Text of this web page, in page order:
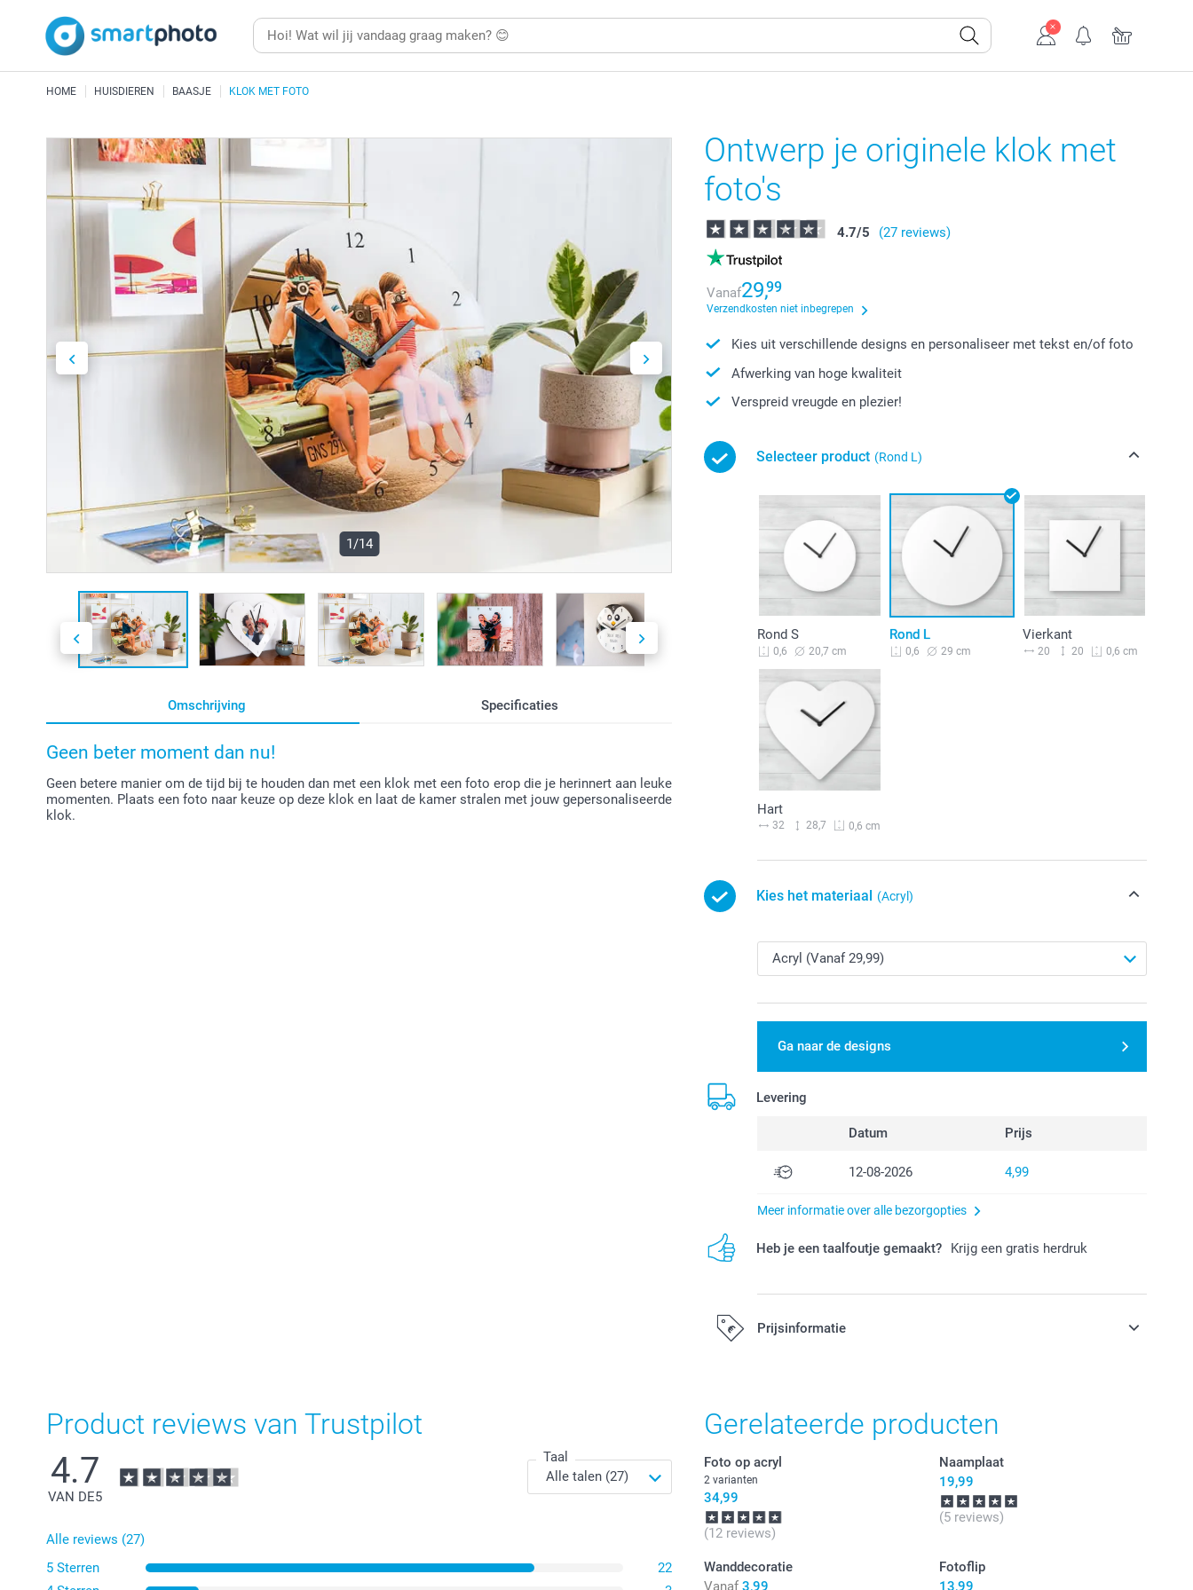
HOME HUISDIEREN BAASJE KLOK MET FOTO
1/14
Omschrijving Specificaties
Geen beter moment dan nu!
Geen betere manier om de tijd bij te houden dan met een klok met een foto erop die je herinnert aan leuke
momenten. Plaats een foto naar keuze op deze klok en laat de kamer stralen met jouw gepersonaliseerde
klok.
Ontwerp je originele klok met
foto's
4.7/5 (27 reviews)
Vanaf29,99
Verzendkosten niet inbegrepen
Kies uit verschillende designs en personaliseer met tekst en/of foto
Afwerking van hoge kwaliteit
Verspreid vreugde en plezier!
Selecteer product (Rond L)
Rond S
0,6 20,7 cm
Rond L
0,6 29 cm
Vierkant
20 20 0,6 cm
Hart
32 28,7 0,6 cm
Kies het materiaal (Acryl)
Ga naar de designs
Levering
Datum Prijs
12-08-2026 4,99
Meer informatie over alle bezorgopties
Heb je een taalfoutje gemaakt? Krijg een gratis herdruk
Prijsinformatie
Product reviews van Trustpilot
4.7
VAN DE5
Taal
Alle reviews (27)
5 Sterren
22
Gerelateerde producten
Foto op acryl
2 varianten
34,99
(12 reviews)
Naamplaat
19,99
(5 reviews)
Wanddecoratie
Vanaf 3,99
Fotoflip
13,99